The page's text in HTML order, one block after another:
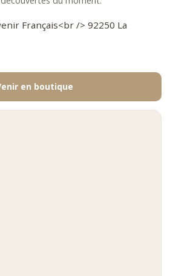
Français<br /> 92250 La
en boutique